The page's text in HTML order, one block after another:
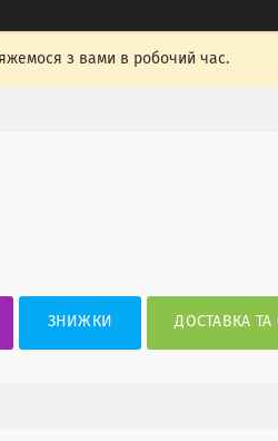
з вами в робочий час.
ЗНИЖКИ ДОСТАВКА ТА